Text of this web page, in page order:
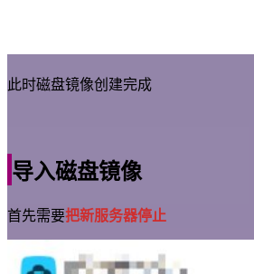
此时磁盘镜像创建完成
导入磁盘镜像
首先需要把新服务器停止